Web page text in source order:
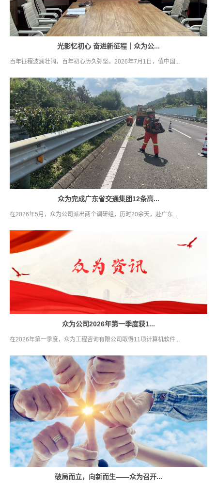
光影忆初心 奋进新征程｜众为公...
百年征程波澜壮阔，百年初心历久弥坚。2026年7月1日，值中国...
众为完成广东省交通集团12条高...
在2026年5月，众为公司派出两个调研组，历时20余天，赴广东...
众为公司2026年第一季度获1...
在2026年第一季度，众为工程咨询有限公司取得11项计算机软件...
破局而立，向新而生——众为召开...